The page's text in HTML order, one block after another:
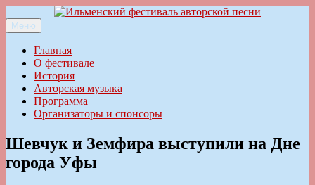
к
содержимому
Ильменский фестиваль авторской песни
Меню
Главная
О фестивале
История
Авторская музыка
Программа
Организаторы и спонсоры
Шевчук и Земфира выступили на Дне
города Уфы